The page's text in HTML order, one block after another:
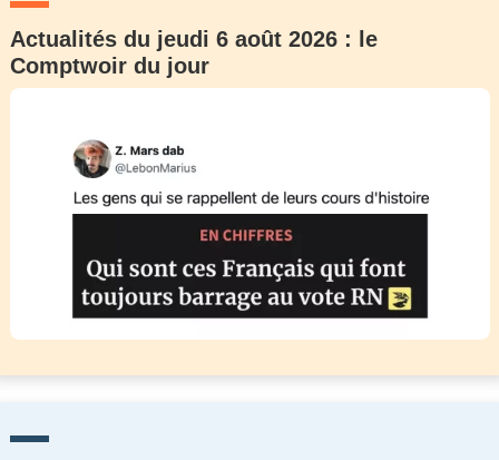
Actualités du jeudi 6 août 2026 : le
Comptwoir du jour